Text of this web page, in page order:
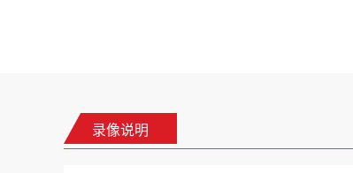
录像说明